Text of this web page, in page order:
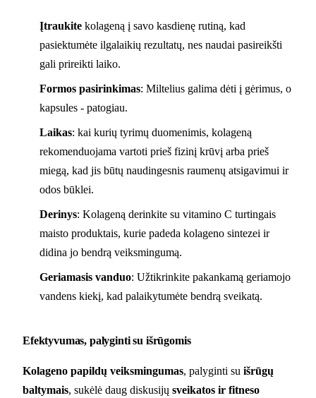
Įtraukite kolageną į savo kasdienę rutiną, kad
pasiektumėte ilgalaikių rezultatų, nes naudai pasireikšti
gali prireikti laiko.
Formos pasirinkimas: Miltelius galima dėti į gėrimus, o
kapsules - patogiau.
Laikas: kai kurių tyrimų duomenimis, kolageną
rekomenduojama vartoti prieš fizinį krūvį arba prieš
miegą, kad jis būtų naudingesnis raumenų atsigavimui ir
odos būklei.
Derinys: Kolageną derinkite su vitamino C turtingais
maisto produktais, kurie padeda kolageno sintezei ir
didina jo bendrą veiksmingumą.
Geriamasis vanduo: Užtikrinkite pakankamą geriamojo
vandens kiekį, kad palaikytumėte bendrą sveikatą.
Efektyvumas, palyginti su išrūgomis
Kolageno papildų veiksmingumas, palyginti su išrūgų
baltymais, sukėlė daug diskusijų sveikatos ir fitneso